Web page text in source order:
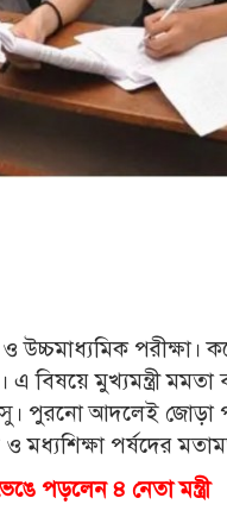
উচ্চমাধ্যমিক পরীক্ষা।
বিষয়ে মুখ্যমন্ত্রী মমতা
বসু। পুরনো আদলেই জোড়া
মধ্যশিক্ষা পর্ষদের
পড়লেন ৪ নেতা মন্ত্রী